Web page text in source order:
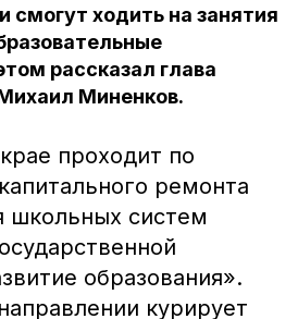
смогут ходить на занятия
рассказал глава
Миненков.
проходит по
ремонта
школьных систем
образования».
курирует